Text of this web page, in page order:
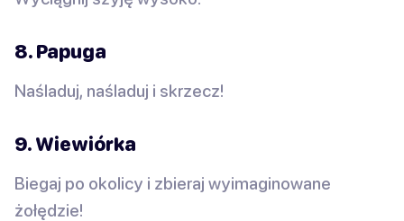
8. Papuga
Naśladuj, naśladuj i skrzecz!
9. Wiewiórka
Biegaj po okolicy i zbieraj wyimaginowane
żołędzie!